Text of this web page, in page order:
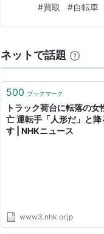
は近所の子ども
校門まで歩いて
#買取 #自転車
ネットで話題
500 ブックマーク
トラック荷台に転落の女
亡 運転手「人形だ」と降
す | NHKニュース
www3.nhk.or.jp